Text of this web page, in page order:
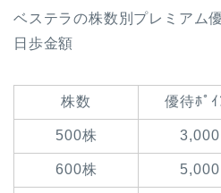
ベステラの株数別プレミアム
日歩金額
株数 優待ﾎﾟｲ
500株 3,000
600株 5,000